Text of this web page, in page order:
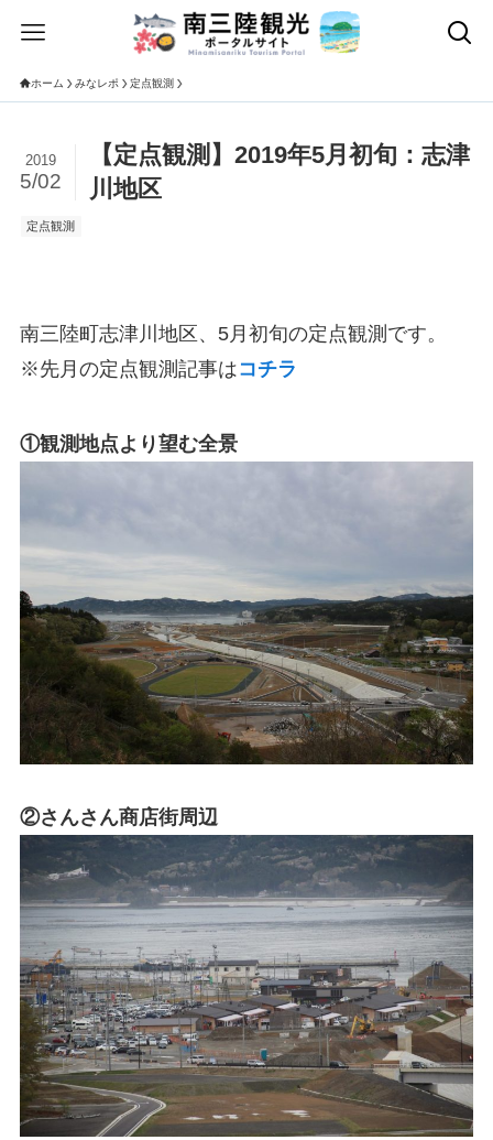
ホーム みなレポ 定点観測
【定点観測】2019年5月初旬：志津
川地区
2019
5/02
定点観測
南三陸町志津川地区、5月初旬の定点観測です。
※先月の定点観測記事はコチラ
①観測地点より望む全景
②さんさん商店街周辺